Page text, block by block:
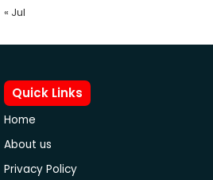
« Jul
Quick Links
Home
About us
Privacy Policy